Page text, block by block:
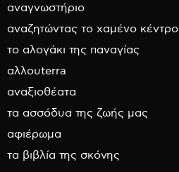
αναγνωστήριο
αναζητώντας το χαμένο κέντρο
το αλογάκι της παναγίας
αλλουterra
αναξιοθέατα
τα ασσόδυα της ζωής μας
αφιέρωμα
τα βιβλία της σκόνης